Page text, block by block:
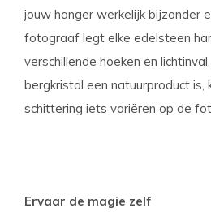
jouw hanger werkelijk bijzonder
fotograaf legt elke edelsteen
verschillende hoeken en
bergkristal een natuurproduct is,
schittering iets variëren op de
Ervaar de magie zelf